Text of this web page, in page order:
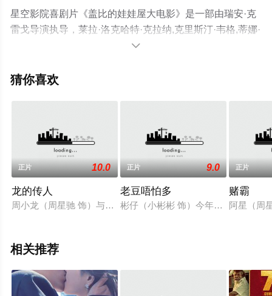
星空影院喜剧片《盖比的娃娃屋大电影》是一部由瑞安·克
雷戈导演执导，莱拉·洛克哈特·克拉纳,克里斯汀·韦格,蒂娜·
乌库,卡拉·塔萨拉,塔拉·斯特朗,多诺万·巴顿,圣蒂·尼尔森,玛
艾戈·乌迪姆,托马斯·列农,福琼·费姆斯特,梅丽莎·维亚西诺
等平台了解。

猜你喜欢
正片 10.0
龙的传人
周小龙（周星驰 饰）与父亲周飞鸿（元华 饰）生活在大澳，与
正片 9.0
老豆唔怕多
彬仔（小彬彬 饰）今年7岁了，天生
正片
赌霸
阿星（周
相关推荐